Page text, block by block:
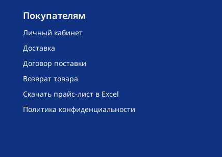
Покупателям
Личный кабинет
Доставка
Договор поставки
Возврат товара
Скачать прайс-лист в Excel
Политика конфиденциальности